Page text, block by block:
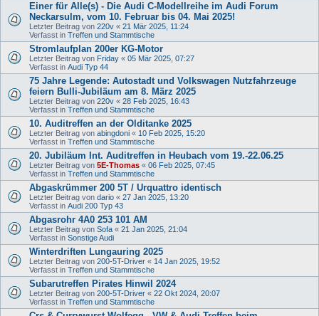
Einer für Alle(s) - Die Audi C-Modellreihe im Audi Forum
Neckarsulm, vom 10. Februar bis 04. Mai 2025!
Letzter Beitrag von 220v « 21 Mär 2025, 11:24
Verfasst in Treffen und Stammtische
Stromlaufplan 200er KG-Motor
Letzter Beitrag von Friday « 05 Mär 2025, 07:27
Verfasst in Audi Typ 44
75 Jahre Legende: Autostadt und Volkswagen Nutzfahrzeuge
feiern Bulli-Jubiläum am 8. März 2025
Letzter Beitrag von 220v « 28 Feb 2025, 16:43
Verfasst in Treffen und Stammtische
10. Auditreffen an der Olditanke 2025
Letzter Beitrag von abingdoni « 10 Feb 2025, 15:20
Verfasst in Treffen und Stammtische
20. Jubiläum Int. Auditreffen in Heubach vom 19.-22.06.25
Letzter Beitrag von 5E-Thomas « 06 Feb 2025, 07:45
Verfasst in Treffen und Stammtische
Abgaskrümmer 200 5T / Urquattro identisch
Letzter Beitrag von dario « 27 Jan 2025, 13:20
Verfasst in Audi 200 Typ 43
Abgasrohr 4A0 253 101 AM
Letzter Beitrag von Sofa « 21 Jan 2025, 21:04
Verfasst in Sonstige Audi
Winterdriften Lungauring 2025
Letzter Beitrag von 200-5T-Driver « 14 Jan 2025, 19:52
Verfasst in Treffen und Stammtische
Subarutreffen Pirates Hinwil 2024
Letzter Beitrag von 200-5T-Driver « 22 Okt 2024, 20:07
Verfasst in Treffen und Stammtische